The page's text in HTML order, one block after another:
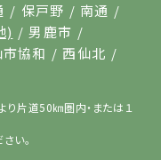
保戸野
南通
)
男鹿市
協和
西仙北
り片道50㎞圏内・または１
い。